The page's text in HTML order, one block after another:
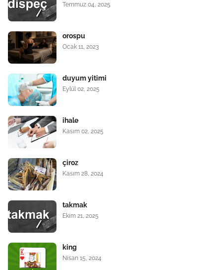
Temmuz 04, 2025
orospu
Ocak 11, 2023
duyum yitimi
Eylül 02, 2025
ihale
Kasım 02, 2025
çiroz
Kasım 28, 2024
takmak
Ekim 21, 2025
king
Nisan 15, 2024